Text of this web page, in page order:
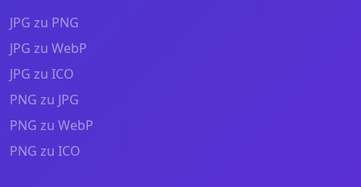
JPG zu PNG
JPG zu WebP
JPG zu ICO
PNG zu JPG
PNG zu WebP
PNG zu ICO